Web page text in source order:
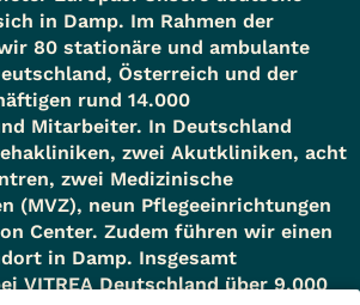
– BEM
bei medizinischer
Teilhabe am
– Berufliche
ist zuständig für
in Damp. Im Rahmen der
80 stationäre und ambulante
Österreich und der
rund 14.000
Mitarbeiter. In Deutschland
zwei Akutkliniken, acht
zwei Medizinische
(MVZ), neun Pflegeeinrichtungen
Center. Zudem führen wir einen
in Damp. Insgesamt
VITREA Deutschland über 9.000